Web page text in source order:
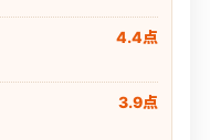
4.4点
3.9点